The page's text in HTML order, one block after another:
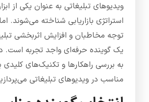
ویدیوهای تبلیغاتی به عنوان یکی از
استراتژی بازاریابی شناخته می‌شوند.
توجه مخاطبان و افزایش اثربخشی
یک گوینده حرفه‌ای واجد تجربه است.
به بررسی راهکارها و تکنیک‌های کلیدی
مناسب در ویدیوهای تبلیغاتی